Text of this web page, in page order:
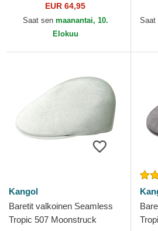
EUR 64,95
Saat sen maanantai, 10.
Elokuu
Saat
Kangol
Baretit valkoinen Seamless
Tropic 507 Moonstruck